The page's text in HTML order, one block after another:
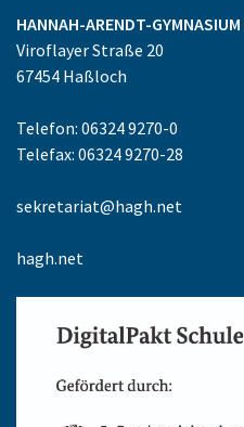
HANNAH-ARENDT-GYMNASIUM
Viroflayer Straße 20
67454 Haßloch
Telefon: 06324 9270-0
Telefax: 06324 9270-28
sekretariat@hagh.net
hagh.net